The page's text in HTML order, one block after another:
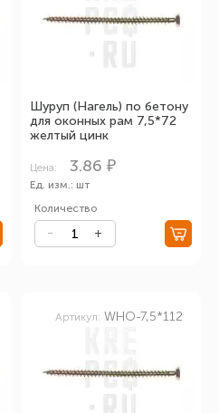
Шуруп (Нагель) по бетону
для оконных рам 7,5*72
желтый цинк
Цена: 3.86 ₽
Ед. изм.: шт
Количество
Артикул: WHO-7,5*112